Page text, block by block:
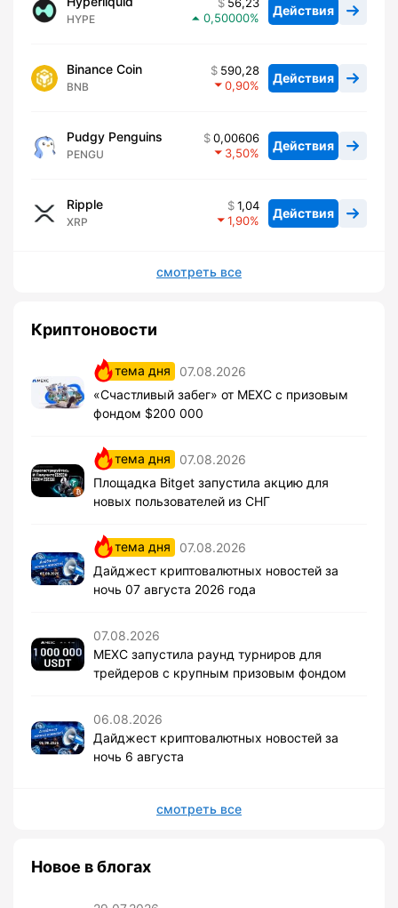
HYPE
56,23
0,50000
Действия
Binance Coin
BNB
590,28
0,90
Действия
Pudgy Penguins
PENGU
0,00606
3,50
Действия
Ripple
XRP
1,04
1,90
Действия
смотреть все
Криптоновости
тема дня
07.08.2026
«Счастливый забег» от MEXC с призовым
фондом $200 000
тема дня
07.08.2026
Площадка Bitget запустила акцию для
новых пользователей из СНГ
тема дня
07.08.2026
Дайджест криптовалютных новостей за
ночь 07 августа 2026 года
07.08.2026
MEXC запустила раунд турниров для
трейдеров с крупным призовым фондом
06.08.2026
Дайджест криптовалютных новостей за
ночь 6 августа
смотреть все
Новое в блогах